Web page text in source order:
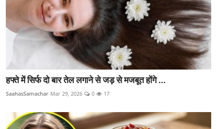
हफ्ते में सिर्फ दो बार तेल लगाने से जड़ से मजबूत होंगे ...
SaahasSamachar Mar 29, 2026 0 17